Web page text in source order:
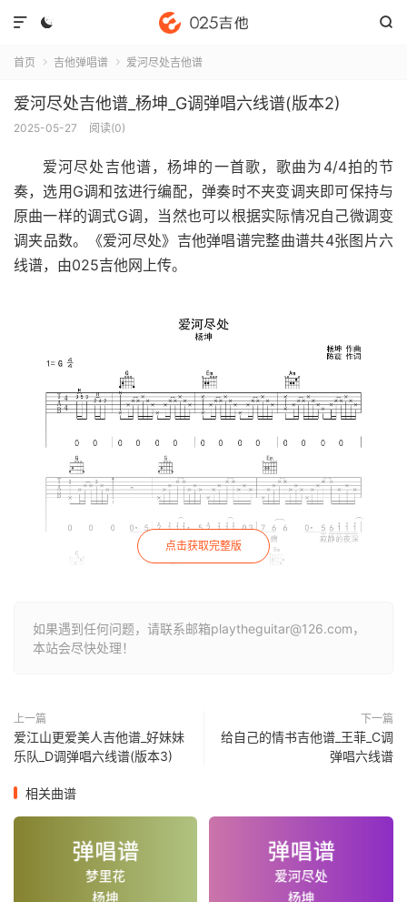
 

首页  吉他弹唱谱  爱河尽处吉他谱
爱河尽处吉他谱_杨坤_G调弹唱六线谱(版本2)
2025-05-27 阅读(0)
爱河尽处吉他谱，杨坤的一首歌，歌曲为4/4拍的节
奏，选用G调和弦进行编配，弹奏时不夹变调夹即可保持与
原曲一样的调式G调，当然也可以根据实际情况自己微调变
调夹品数。《爱河尽处》吉他弹唱谱完整曲谱共4张图片六
线谱，由025吉他网上传。
点击获取完整版
如果遇到任何问题，请联系邮箱playtheguitar@126.com，
本站会尽快处理！
上一篇
爱江山更爱美人吉他谱_好妹妹
乐队_D调弹唱六线谱(版本3)
下一篇
给自己的情书吉他谱_王菲_C调
弹唱六线谱
相关曲谱